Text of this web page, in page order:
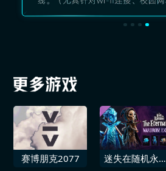
赛博朋克2077
迷失在随机永恒